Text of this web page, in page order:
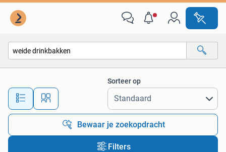
Alle afstanden…
Sorteer op
Bewaar je zoekopdracht
Filters